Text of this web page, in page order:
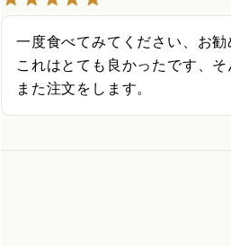
一度食べてみてください、お勧
これはとても良かったです、
また注文をします。